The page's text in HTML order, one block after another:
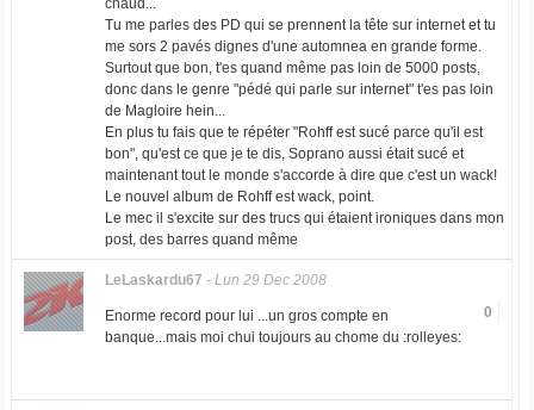
chaud...
Tu me parles des PD qui se prennent la tête sur internet et tu
me sors 2 pavés dignes d'une automnea en grande forme.
Surtout que bon, t'es quand même pas loin de 5000 posts,
donc dans le genre "pédé qui parle sur internet" t'es pas loin
de Magloire hein...
En plus tu fais que te répéter "Rohff est sucé parce qu'il est
bon", qu'est ce que je te dis, Soprano aussi était sucé et
maintenant tout le monde s'accorde à dire que c'est un wack!
Le nouvel album de Rohff est wack, point.
Le mec il s'excite sur des trucs qui étaient ironiques dans mon
post, des barres quand même
LeLaskardu67 - Lun 29 Dec 2008
0
Enorme record pour lui ...un gros compte en
banque...mais moi chui toujours au chome du :rolleyes: